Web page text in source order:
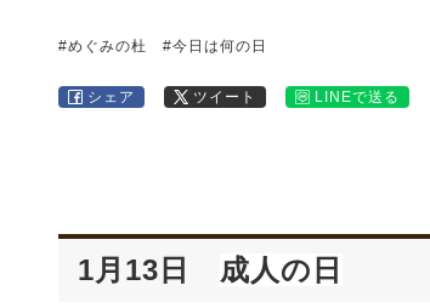
#めぐみの杜 #今日は何の日
シェア ツイート LINEで送る
1月13日 成人の日